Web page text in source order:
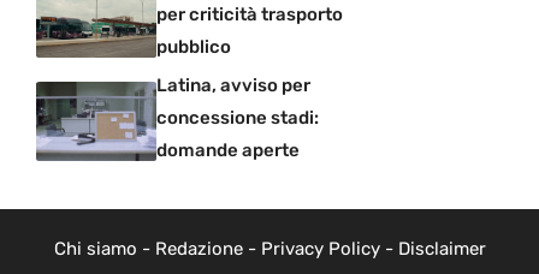
per criticità trasporto
pubblico
Latina, avviso per
concessione stadi:
domande aperte
Chi siamo - Redazione- Privacy Policy- Disclaimer